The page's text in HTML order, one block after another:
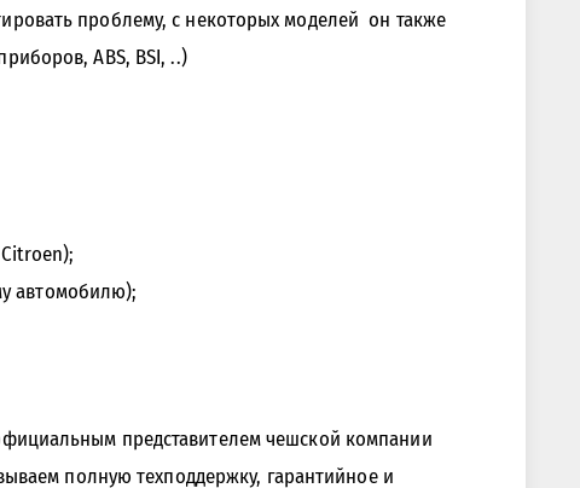
проблему, с некоторых моделей он также
ABS, BSI, ..)
автомобилю);
представителем чешской компании
полную техподдержку, гарантийное и